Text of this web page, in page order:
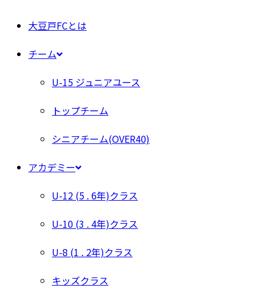
大豆戸FCとは
チーム
U-15 ジュニアユース
トップチーム
シニアチーム(OVER40)
アカデミー
U-12 (5 . 6年)クラス
U-10 (3 . 4年)クラス
U-8 (1 . 2年)クラス
キッズクラス